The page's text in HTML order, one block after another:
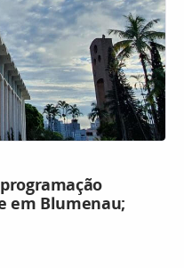
em Blumenau;